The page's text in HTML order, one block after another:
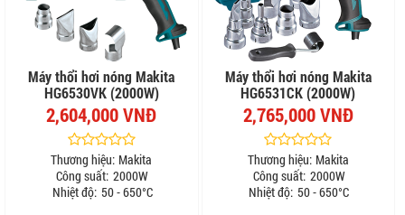
Máy thổi hơi nóng Makita
HG6530VK (2000W)
2,604,000 VNĐ
Thương hiệu: Makita
Công suất: 2000W
Nhiệt độ: 50 - 650°C
Máy thổi hơi nóng Makita
HG6531CK (2000W)
2,765,000 VNĐ
Thương hiệu: Makita
Công suất: 2000W
Nhiệt độ: 50 - 650°C